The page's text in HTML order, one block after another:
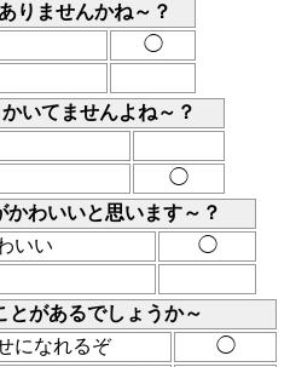
りませんかね～？
◯
いてませんよね～？
◯
わいいと思います～？
いい
◯
とがあるでしょうか～
になれるぞ
◯